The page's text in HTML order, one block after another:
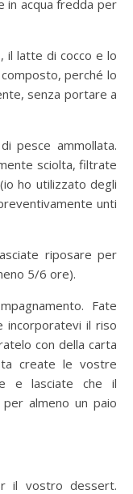
in acqua fredda per
il latte di cocco e lo
perché lo
senza portare a
pesce ammollata.
sciolta, filtrate
ho utilizzato degli
unti
riposare per
5/6 ore).
Fate
incorporatevi il riso
con della carta
create le vostre
e lasciate che il
almeno un paio
il vostro dessert.